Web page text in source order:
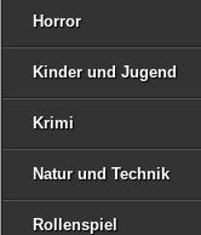
Horror
Kinder und Jugend
Krimi
Natur und Technik
Rollenspiel